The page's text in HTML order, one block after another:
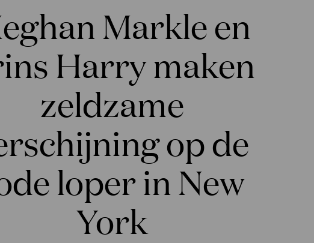
Markle en
Harry maken
zeldzame
op de
loper in New
York